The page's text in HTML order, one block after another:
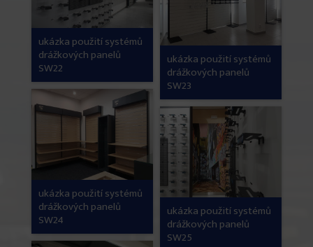
ukázka použití systémů
drážkových panelů
SW22
ukázka použití systémů
drážkových panelů
SW23
ukázka použití systémů
drážkových panelů
SW24
ukázka použití systémů
drážkových panelů
SW25